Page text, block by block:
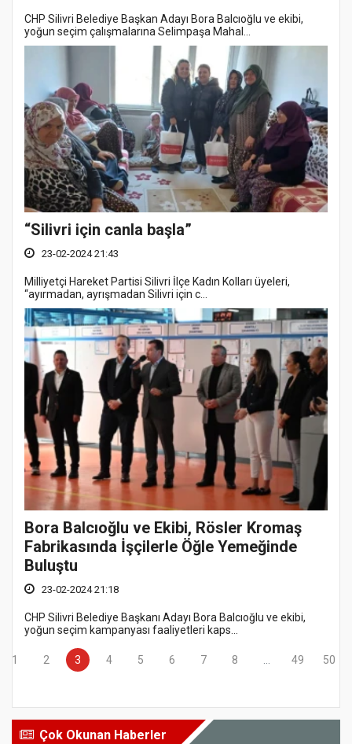
CHP Silivri Belediye Başkan Adayı Bora Balcıoğlu ve ekibi,
yoğun seçim çalışmalarına Selimpaşa Mahal...
“Silivri için canla başla”
23-02-2024 21:43
Milliyetçi Hareket Partisi Silivri İlçe Kadın Kolları üyeleri,
“ayırmadan, ayrışmadan Silivri için c...
Bora Balcıoğlu ve Ekibi, Rösler Kromaş
Fabrikasında İşçilerle Öğle Yemeğinde
Buluştu
23-02-2024 21:18
CHP Silivri Belediye Başkanı Adayı Bora Balcıoğlu ve ekibi,
yoğun seçim kampanyası faaliyetleri kaps...
1 2 3 4 5 6 7 8 ... 49 50
Çok Okunan Haberler